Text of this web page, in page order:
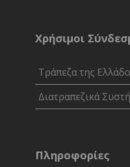
Χρήσιμοι
Τράπεζα της
Διατραπεζικά
Πληροφορίες